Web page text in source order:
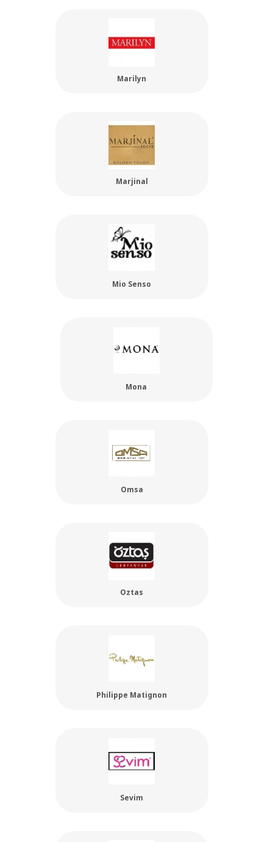
Marilyn
Marjinal
Mio Senso
Mona
Omsa
Oztas
Philippe Matignon
Sevim